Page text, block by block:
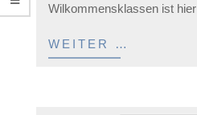
Wilkommensklassen ist hier
WEITER …